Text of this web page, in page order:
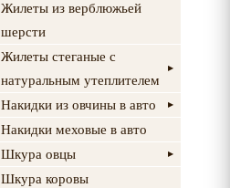
Жилеты из верблюжьей
шерсти
Жилеты стеганые с
натуральным утеплителем
Накидки из овчины в авто
Накидки меховые в авто
Шкура овцы
Шкура коровы